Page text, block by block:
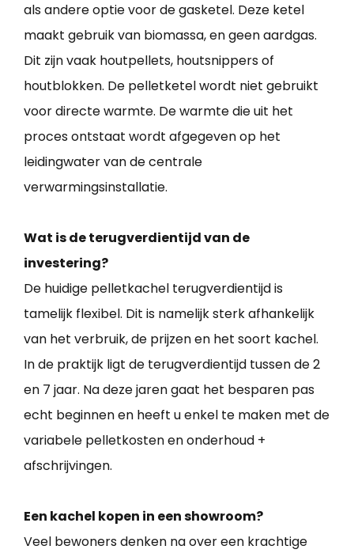
als andere optie voor de gasketel. Deze ketel
maakt gebruik van biomassa, en geen aardgas.
Dit zijn vaak houtpellets, houtsnippers of
houtblokken. De pelletketel wordt niet gebruikt
voor directe warmte. De warmte die uit het
proces ontstaat wordt afgegeven op het
leidingwater van de centrale
verwarmingsinstallatie.
Wat is de terugverdientijd van de
investering?
De huidige pelletkachel terugverdientijd is
tamelijk flexibel. Dit is namelijk sterk afhankelijk
van het verbruik, de prijzen en het soort kachel.
In de praktijk ligt de terugverdientijd tussen de 2
en 7 jaar. Na deze jaren gaat het besparen pas
echt beginnen en heeft u enkel te maken met de
variabele pelletkosten en onderhoud +
afschrijvingen.
Een kachel kopen in een showroom?
Veel bewoners denken na over een krachtige